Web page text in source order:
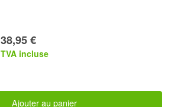
38,95 €
TVA incluse
Ajouter au panier